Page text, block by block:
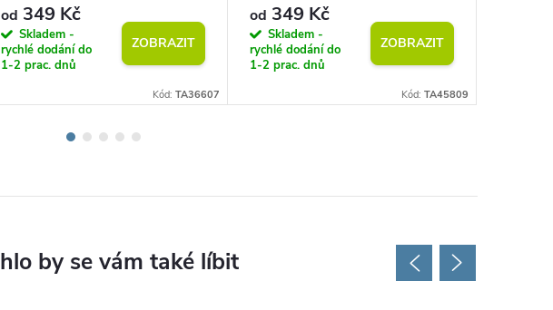
od 349 Kč
Skladem -
rychlé dodání do
1-2 prac. dnů
ZOBRAZIT
Kód: TA36607
od 349 Kč
Skladem -
rychlé dodání do
1-2 prac. dnů
ZOBRAZIT
Kód: TA45809